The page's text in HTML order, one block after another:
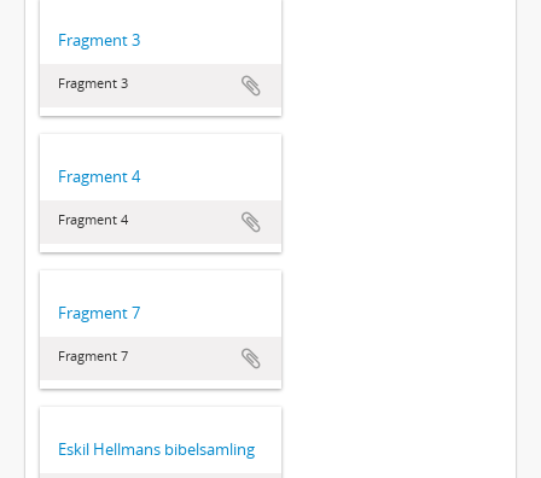
Fragment 3
Fragment 3
Fragment 4
Fragment 4
Fragment 7
Fragment 7
Eskil Hellmans bibelsamling